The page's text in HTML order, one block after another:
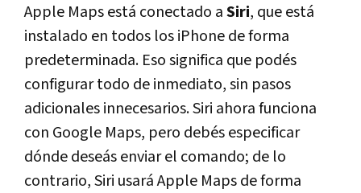
Apple Maps está conectado aSiri, que está
instalado en todos los iPhone de forma
predeterminada. Eso significa que podés
configurar todo de inmediato, sin pasos
adicionales innecesarios. Siri ahora funciona
con Google Maps, pero debés especificar
dónde deseás enviar el comando; de lo
contrario, Siri usará Apple Maps de forma